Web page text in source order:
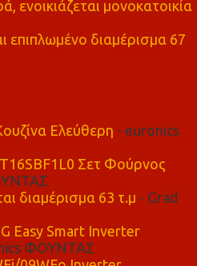
ενοικιάζεται μονοκατοικία
επιπλωμένο διαμέρισμα 67
Ελεύθερη - euronics
Σετ Φούρνος
διαμέρισμα 63 τ.μ - Grad
Easy Smart Inverter
ΦΟΥΝΤΑΣ